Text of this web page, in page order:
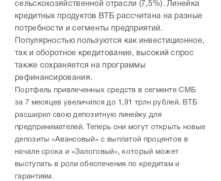
сельскохозяйственной отрасли (7,5%). Линейка
кредитных продуктов ВТБ рассчитана на разные
потребности и сегменты предприятий.
Популярностью пользуются как инвестиционное,
так и оборотное кредитование, высокий спрос
также сохраняется на программы
рефинансирования.
Портфель привлеченных средств в сегменте СМБ
за 7 месяцев увеличился до 1,91 трлн рублей. ВТБ
расширил свою депозитную линейку для
предпринимателей. Теперь они могут открыть новые
депозиты «Авансовый» с выплатой процентов в
начале срока и «Залоговый», который может
выступать в роли обеспечения по кредитам и
гарантиям.